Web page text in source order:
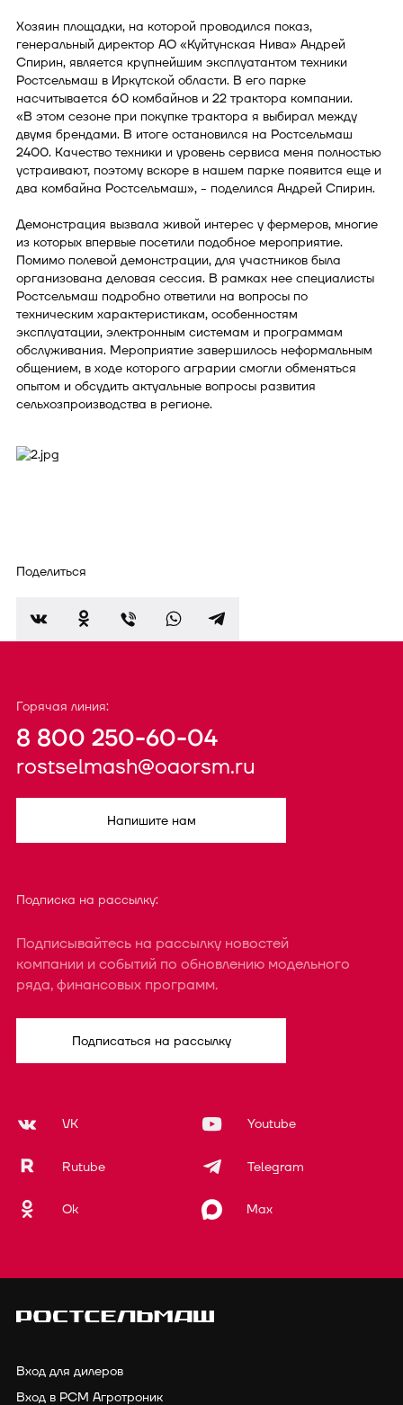
Хозяин площадки, на которой проводился показ,
генеральный директор АО «Куйтунская Нива» Андрей
Спирин, является крупнейшим эксплуатантом техники
Ростсельмаш в Иркутской области. В его парке
насчитывается 60 комбайнов и 22 трактора компании.
«В этом сезоне при покупке трактора я выбирал между
двумя брендами. В итоге остановился на Ростсельмаш
2400. Качество техники и уровень сервиса меня полностью
устраивают, поэтому вскоре в нашем парке появится еще и
два комбайна Ростсельмаш», - поделился Андрей Спирин.
Демонстрация вызвала живой интерес у фермеров, многие
из которых впервые посетили подобное мероприятие.
Помимо полевой демонстрации, для участников была
организована деловая сессия. В рамках нее специалисты
Ростсельмаш подробно ответили на вопросы по
техническим характеристикам, особенностям
эксплуатации, электронным системам и программам
обслуживания. Мероприятие завершилось неформальным
общением, в ходе которого аграрии смогли обменяться
опытом и обсудить актуальные вопросы развития
сельхозпроизводства в регионе.
Поделиться
Горячая линия:
8 800 250-60-04
rostselmash@oaorsm.ru
Напишите нам
Подписка на рассылку:
Подписывайтесь на рассылку новостей
компании и событий по обновлению модельного
ряда, финансовых программ.
Подписаться на рассылку
VK Youtube
Rutube Telegram
Ok Max
Вход для дилеров
Вход в РСМ Агротроник